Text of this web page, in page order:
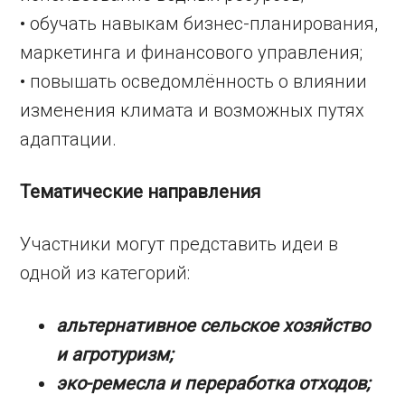
• обучать навыкам бизнес-планирования,
маркетинга и финансового управления;
• повышать осведомлённость о влиянии
изменения климата и возможных путях
адаптации.
Тематические направления
Участники могут представить идеи в
одной из категорий:
альтернативное сельское хозяйство
и агротуризм;
эко-ремесла и переработка отходов;